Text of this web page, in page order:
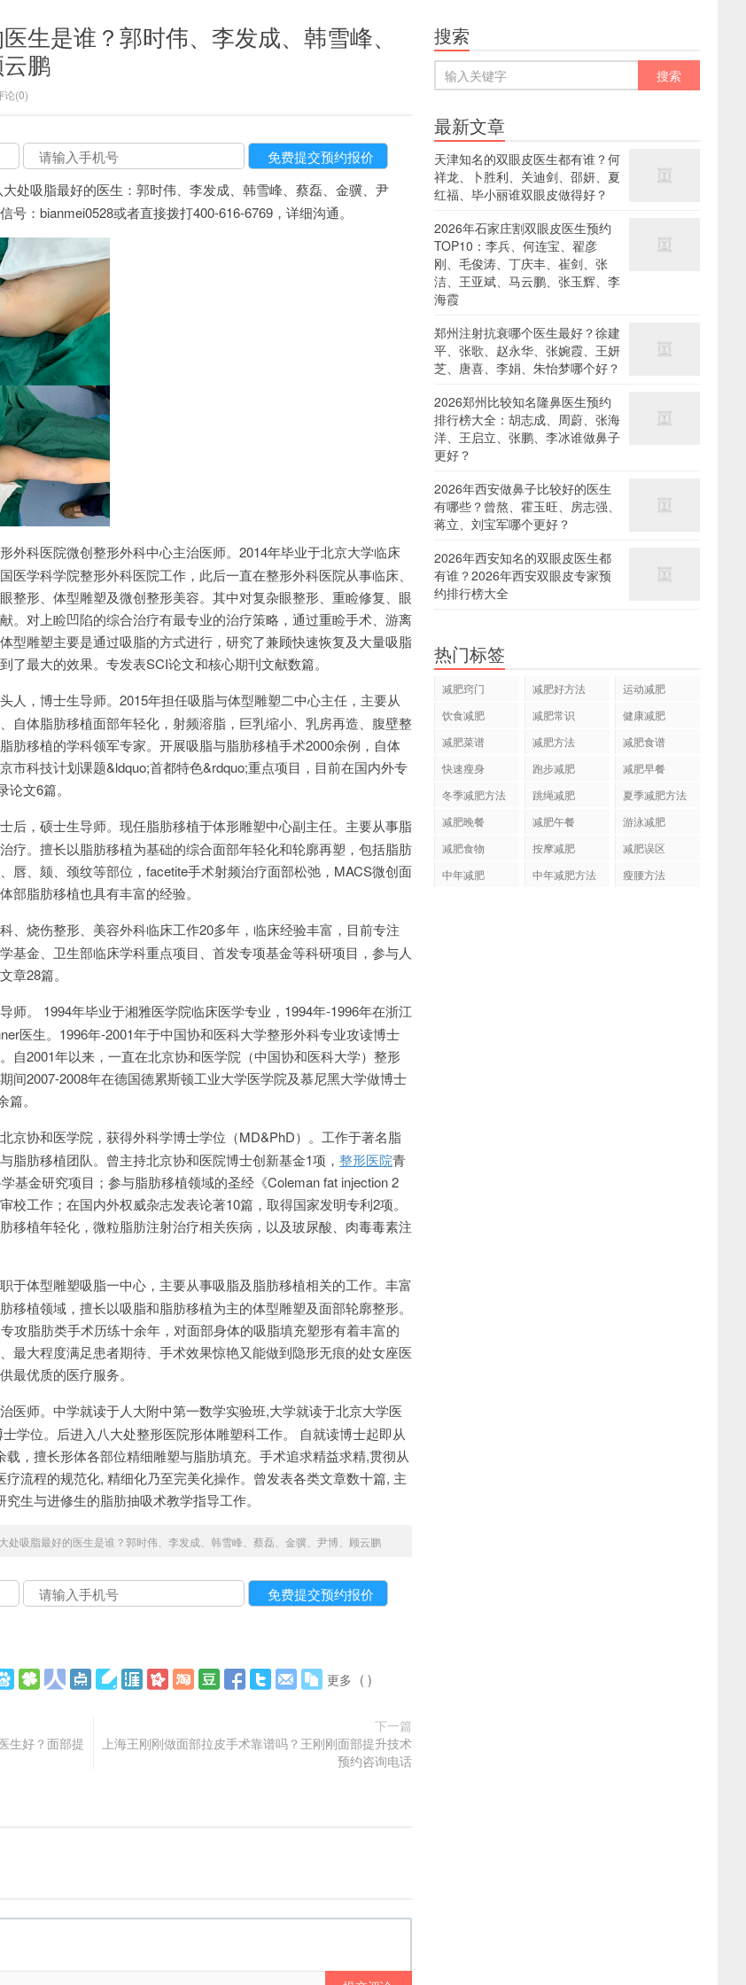
生是谁？郭时伟、李发成、韩雪峰、
鹏
论(0)
处吸脂最好的医生：郭时伟、李发成、韩雪峰、蔡磊、金骥、尹
：bianmei0528或者直接拨打400-616-6769，详细沟通。
外科医院微创整形外科中心主治医师。2014年毕业于北京大学临床
医学科学院整形外科医院工作，此后一直在整形外科医院从事临床、
整形、体型雕塑及微创整形美容。其中对复杂眼整形、重睑修复、眼
。对上睑凹陷的综合治疗有最专业的治疗策略，通过重睑手术、游离
型雕塑主要是通过吸脂的方式进行，研究了兼顾快速恢复及大量吸脂
了最大的效果。专发表SCI论文和核心期刊文献数篇。
人，博士生导师。2015年担任吸脂与体型雕塑二中心主任，主要从
自体脂肪移植面部年轻化，射频溶脂，巨乳缩小、乳房再造、腹壁整
肪移植的学科领军专家。开展吸脂与脂肪移植手术2000余例，自体
市科技计划课题&ldquo;首都特色&rdquo;重点项目，目前在国内外专
文6篇。
后，硕士生导师。现任脂肪移植于体形雕塑中心副主任。主要从事脂
疗。擅长以脂肪移植为基础的综合面部年轻化和轮廓再塑，包括脂肪
唇、颏、颈纹等部位，facetite手术射频治疗面部松弛，MACS微创面
部脂肪移植也具有丰富的经验。
、烧伤整形、美容外科临床工作20多年，临床经验丰富，目前专注
基金、卫生部临床学科重点项目、首发专项基金等科研项目，参与人
章28篇。
师。 1994年毕业于湘雅医学院临床医学专业，1994年-1996年在浙江
医生。1996年-2001年于中国协和医科大学整形外科专业攻读博士
自2001年以来，一直在北京协和医学院（中国协和医科大学）整形
间2007-2008年在德国德累斯顿工业大学医学院及慕尼黑大学做博士
。
京协和医学院，获得外科学博士学位（MD&PhD）。工作于著名脂
脂肪移植团队。曾主持北京协和医院博士创新基金1项， 整形医院青
基金研究项目；参与脂肪移植领域的圣经《Coleman fat injection 2
校工作；在国内外权威杂志发表论著10篇，取得国家发明专利2项。
移植年轻化，微粒脂肪注射治疗相关疾病，以及玻尿酸、肉毒毒素注
于体型雕塑吸脂一中心，主要从事吸脂及脂肪移植相关的工作。丰富
移植领域，擅长以吸脂和脂肪移植为主的体型雕塑及面部轮廓整形。
专攻脂肪类手术历练十余年，对面部身体的吸脂填充塑形有着丰富的
最大程度满足患者期待、手术效果惊艳又能做到隐形无痕的处女座医
最优质的医疗服务。
医师。中学就读于人大附中第一数学实验班,大学就读于北京大学医
学位。后进入八大处整形医院形体雕塑科工作。 自就读博士起即从
，擅长形体各部位精细雕塑与脂肪填充。手术追求精益求精,贯彻从
流程的规范化, 精细化乃至完美化操作。曾发表各类文章数十篇, 主
生与进修生的脂肪抽吸术教学指导工作。
处吸脂最好的医生是谁？郭时伟、李发成、韩雪峰、蔡磊、金骥、尹博、顾云鹏
更多 ( )
生好？面部提
下一篇
上海王刚刚做面部拉皮手术靠谱吗？王刚刚面部提升技术
预约咨询电话
搜索
最新文章
天津知名的双眼皮医生都有谁？何
祥龙、卜胜利、关迪剑、邵妍、夏
红福、毕小丽谁双眼皮做得好？
2026年石家庄割双眼皮医生预约
TOP10：李兵、何连宝、翟彦
刚、毛俊涛、丁庆丰、崔剑、张
洁、王亚斌、马云鹏、张玉辉、李
海霞
郑州注射抗衰哪个医生最好？徐建
平、张歌、赵永华、张婉霞、王妍
芝、唐喜、李娟、朱怡梦哪个好？
2026郑州比较知名隆鼻医生预约
排行榜大全：胡志成、周蔚、张海
洋、王启立、张鹏、李冰谁做鼻子
更好？
2026年西安做鼻子比较好的医生
有哪些？曾熬、霍玉旺、房志强、
蒋立、刘宝军哪个更好？
2026年西安知名的双眼皮医生都
有谁？2026年西安双眼皮专家预
约排行榜大全
热门标签
减肥窍门 减肥好方法
运动减肥
饮食减肥
减肥常识
健康减肥
减肥菜谱
减肥方法
减肥食谱
快速瘦身
跑步减肥
减肥早餐
冬季减肥方法
跳绳减肥
夏季减肥方法
减肥晚餐
减肥午餐
游泳减肥
减肥食物
按摩减肥
减肥误区
中年减肥
中年减肥方法 瘦腰方法